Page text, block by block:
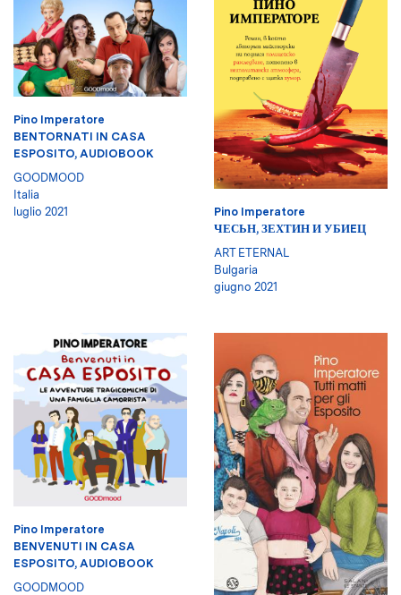
Pino Imperatore
BENTORNATI IN CASA
ESPOSITO, AUDIOBOOK
GOODMOOD
Italia
luglio 2021
Pino Imperatore
ЧЕСЬН, ЗЕХТИН И УБИEЦ
ART ETERNAL
Bulgaria
giugno 2021
Pino Imperatore
BENVENUTI IN CASA
ESPOSITO, AUDIOBOOK
GOODMOOD